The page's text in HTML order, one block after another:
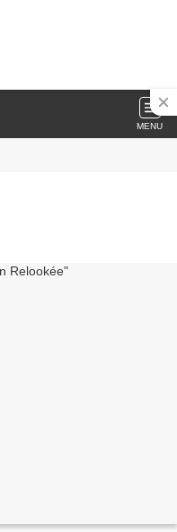
MENU